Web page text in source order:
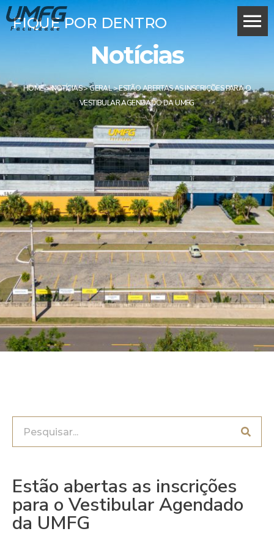
FIQUE POR DENTRO
Notícias
HOME>NOTÍCIAS>GERAL>ESTÃO ABERTAS AS INSCRIÇÕES PARA O
VESTIBULAR AGENDADO DA UMFG
Estão abertas as inscrições
para o Vestibular Agendado
da UMFG